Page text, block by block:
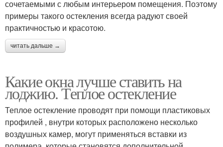
сочетаемыми с любым интерьером помещения. Поэтому
примеры такого остекления всегда радуют своей
практичностью и красотою.
читать дальше →
Какие окна лучше ставить на
лоджию. Теплое остекление
Теплое остекление проводят при помощи пластиковых
профилей , внутри которых расположено несколько
воздушных камер, могут применяться вставки из